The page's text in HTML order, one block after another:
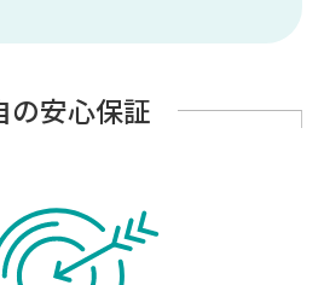
の安心保証